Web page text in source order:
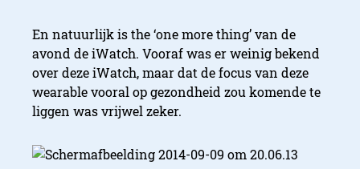
En natuurlijk is the ‘one more thing’ van de
avond de iWatch. Vooraf was er weinig bekend
over deze iWatch, maar dat de focus van deze
wearable vooral op gezondheid zou komende te
liggen was vrijwel zeker.